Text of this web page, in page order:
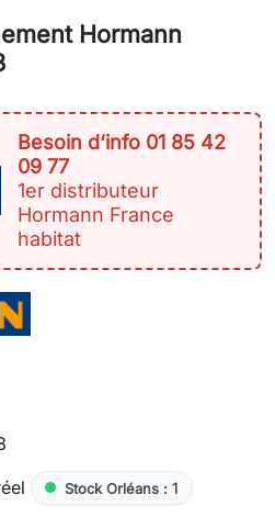
Hormann
Besoin d‘info 01 85 42
09 77
1er distributeur
Hormann France
habitat
Stock Orléans : 1